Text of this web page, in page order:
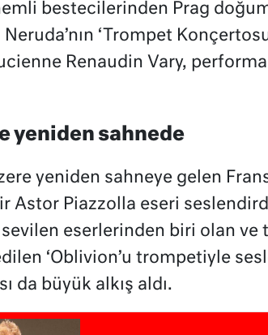
bestecilerinden Prag
‘Trompet
Renaudin Vary,
yeniden sahnede
yeniden sahneye gelen
Astor Piazzolla eseri
eserlerinden biri olan ve
‘Oblivion’u trompetiyle
da büyük alkış aldı.